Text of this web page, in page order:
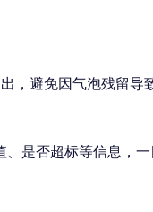
，避免因气泡残留导
是否超标等信息，一